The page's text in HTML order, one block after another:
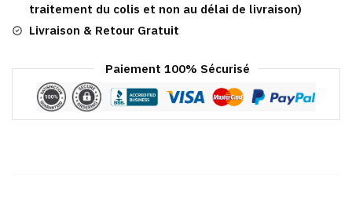
traitement du colis et non au délai de livraison)
Livraison & Retour Gratuit
Paiement 100% Sécurisé